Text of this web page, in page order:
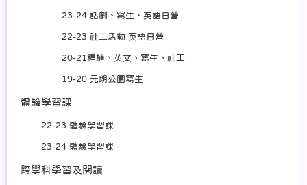
23-24 話劇、寫生、英語日營
22-23 社工活動 英語日營
20-21種植、英文、寫生、社工
19-20 元朗公園寫生
體驗學習課
22-23 體驗學習課
23-24 體驗學習課
跨學科學習及閱讀